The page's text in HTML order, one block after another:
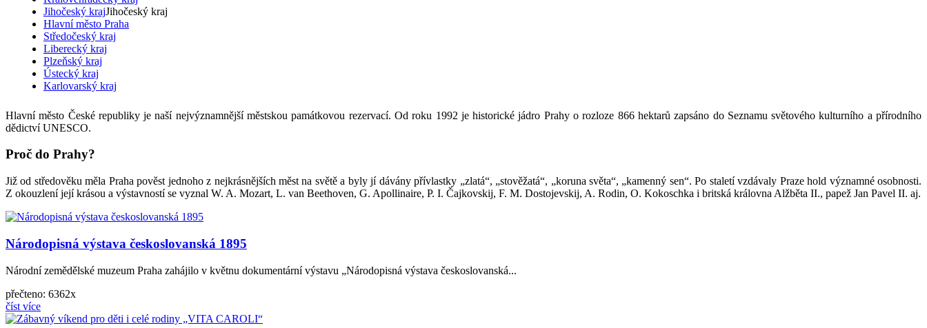
Jihočeský krajJihočeský kraj
Hlavní město Praha
Středočeský kraj
Liberecký kraj
Plzeňský kraj
Ústecký kraj
Karlovarský kraj
Hlavní město České republiky je naší nejvýznamnější městskou památkovou rezervací. Od roku 1992 je historické jádro Prahy o rozloze 866 hektarů zapsáno do Seznamu světového kulturního a přírodního
dědictví UNESCO.
Proč do Prahy?
Již od středověku měla Praha pověst jednoho z nejkrásnějších měst na světě a byly jí dávány přívlastky „zlatá“, „stověžatá“, „koruna světa“, „kamenný sen“. Po staletí vzdávaly Praze hold významné osobnosti.
Z okouzlení její krásou a výstavností se vyznal W. A. Mozart, L. van Beethoven, G. Apollinaire, P. I. Čajkovskij, F. M. Dostojevskij, A. Rodin, O. Kokoschka i britská královna Alžběta II., papež Jan Pavel II. aj.
Národopisná výstava českoslovanská 1895
Národní zemědělské muzeum Praha zahájilo v květnu dokumentární výstavu „Národopisná výstava českoslovanská...
přečteno: 6362x
číst více